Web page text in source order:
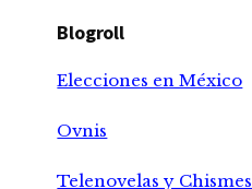
Blogroll
Elecciones en México
Ovnis
Telenovelas y Chismes